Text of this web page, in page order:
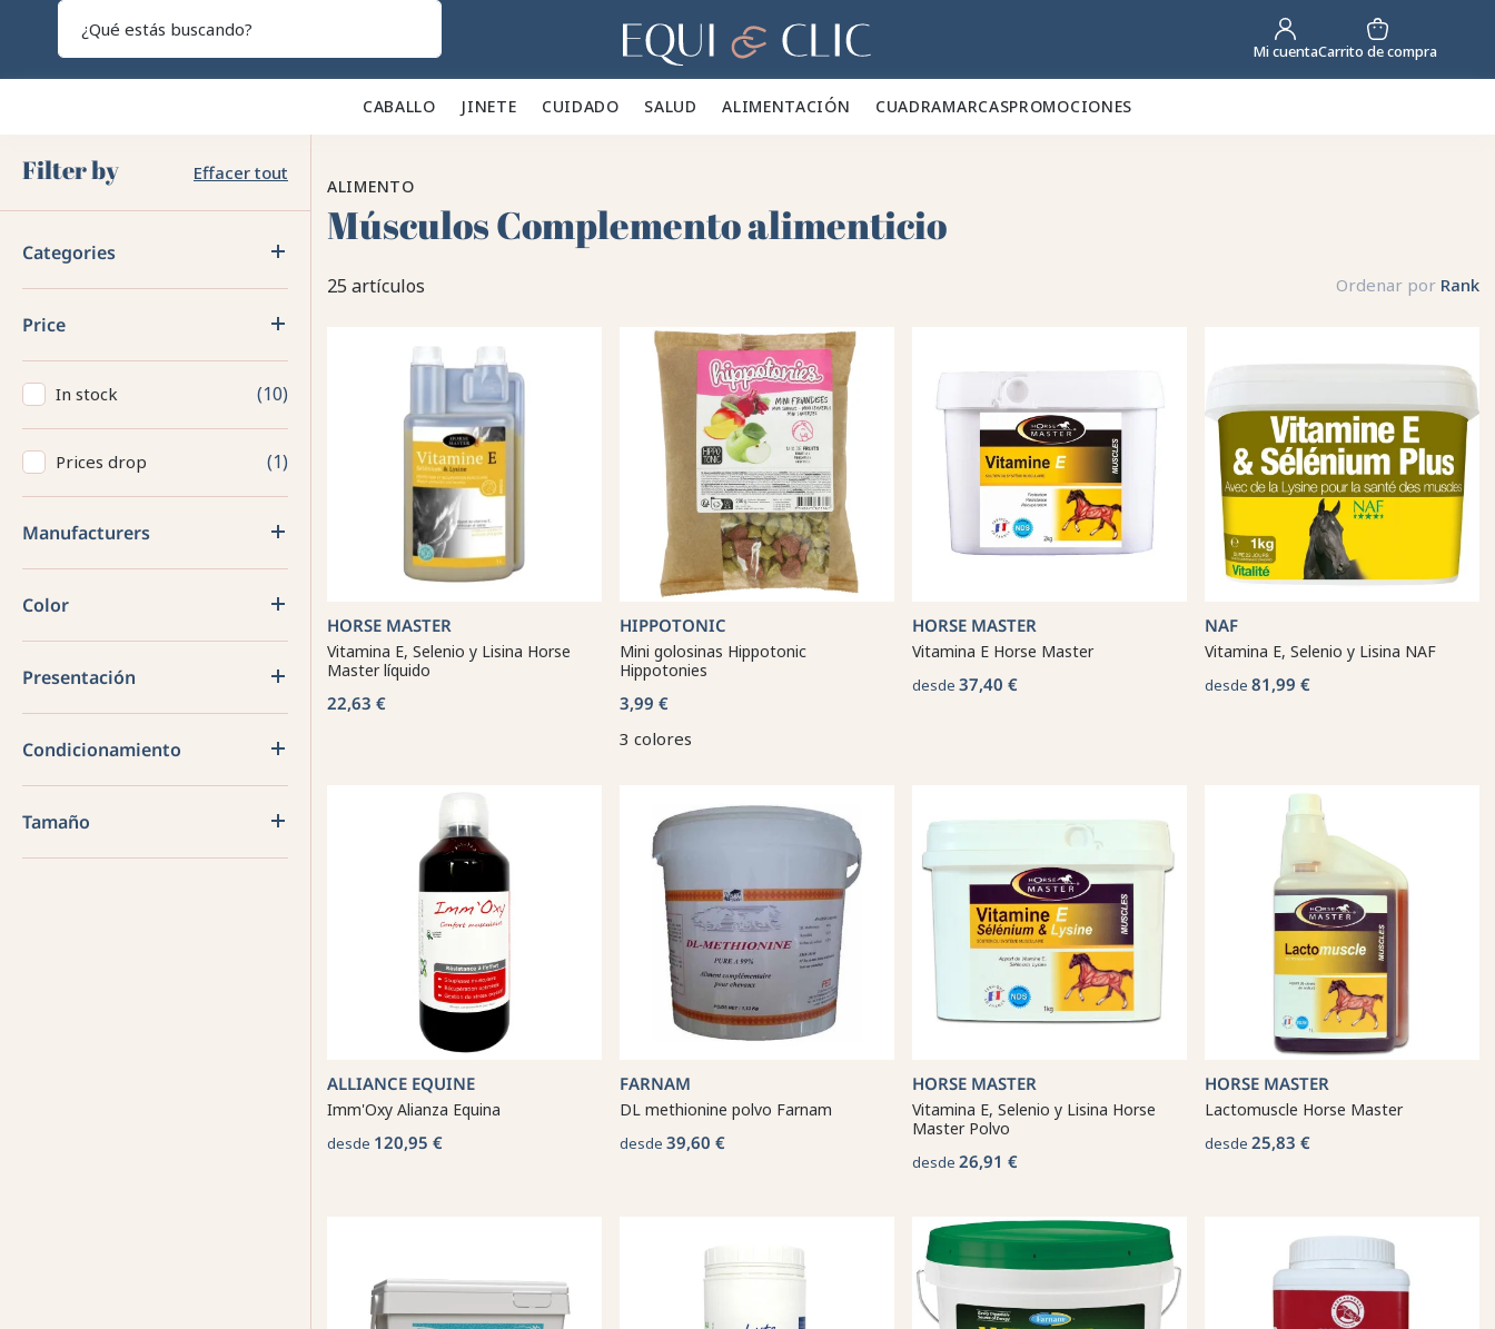
Hogar Mi cuentaCarrito de compra
CABALLO 🐎 JINETE 👕 CUIDADO 🪮 SALUD ✨ALIMENTACIÓN 🥕 CUADRAMARCASPROMOCIONES
Filter by Effacer tout
Categories
Price
In stock 10
Prices drop 1
Manufacturers
Color
Presentación
Condicionamiento
Tamaño
ALIMENTO
Músculos Complemento alimenticio
25 artículos Ordenar por Rank
HORSE MASTER
Vitamina E, Selenio y Lisina Horse
Master líquido
22,63 €
HIPPOTONIC
Mini golosinas Hippotonic
Hippotonies
3,99 €
3 colores
HORSE MASTER
Vitamina E Horse Master
desde 37,40 €
NAF
Vitamina E, Selenio y Lisina NAF
desde 81,99 €
ALLIANCE EQUINE
Imm'Oxy Alianza Equina
desde 120,95 €
FARNAM
DL methionine polvo Farnam
desde 39,60 €
HORSE MASTER
Vitamina E, Selenio y Lisina Horse
Master Polvo
desde 26,91 €
HORSE MASTER
Lactomuscle Horse Master
desde 25,83 €